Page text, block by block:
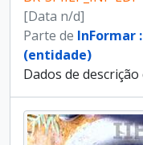
[Data n/d]
Parte de InFormar
(entidade)
Dados de